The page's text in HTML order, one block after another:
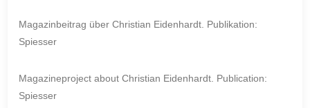
Magazinbeitrag über Christian Eidenhardt. Publikation:
Spiesser
Magazineproject about Christian Eidenhardt. Publication:
Spiesser